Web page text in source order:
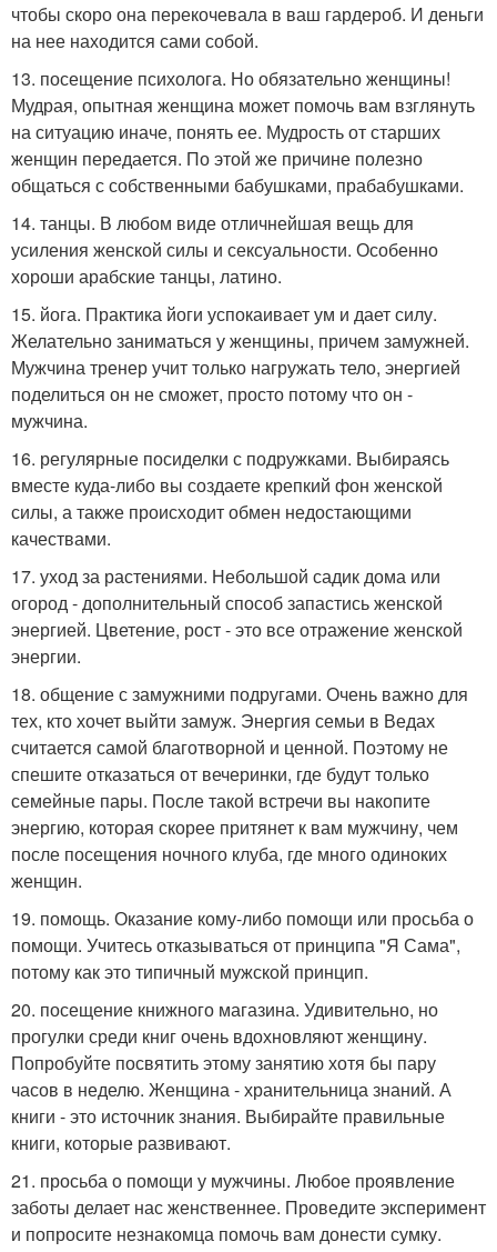
чтобы скоро она перекочевала в ваш гардероб. И деньги
на нее находится сами собой.
13. посещение психолога. Но обязательно женщины!
Мудрая, опытная женщина может помочь вам взглянуть
на ситуацию иначе, понять ее. Мудрость от старших
женщин передается. По этой же причине полезно
общаться с собственными бабушками, прабабушками.
14. танцы. В любом виде отличнейшая вещь для
усиления женской силы и сексуальности. Особенно
хороши арабские танцы, латино.
15. йога. Практика йоги успокаивает ум и дает силу.
Желательно заниматься у женщины, причем замужней.
Мужчина тренер учит только нагружать тело, энергией
поделиться он не сможет, просто потому что он -
мужчина.
16. регулярные посиделки с подружками. Выбираясь
вместе куда-либо вы создаете крепкий фон женской
силы, а также происходит обмен недостающими
качествами.
17. уход за растениями. Небольшой садик дома или
огород - дополнительный способ запастись женской
энергией. Цветение, рост - это все отражение женской
энергии.
18. общение с замужними подругами. Очень важно для
тех, кто хочет выйти замуж. Энергия семьи в Ведах
считается самой благотворной и ценной. Поэтому не
спешите отказаться от вечеринки, где будут только
семейные пары. После такой встречи вы накопите
энергию, которая скорее притянет к вам мужчину, чем
после посещения ночного клуба, где много одиноких
женщин.
19. помощь. Оказание кому-либо помощи или просьба о
помощи. Учитесь отказываться от принципа "Я Сама",
потому как это типичный мужской принцип.
20. посещение книжного магазина. Удивительно, но
прогулки среди книг очень вдохновляют женщину.
Попробуйте посвятить этому занятию хотя бы пару
часов в неделю. Женщина - хранительница знаний. А
книги - это источник знания. Выбирайте правильные
книги, которые развивают.
21. просьба о помощи у мужчины. Любое проявление
заботы делает нас женственнее. Проведите эксперимент
и попросите незнакомца помочь вам донести сумку.